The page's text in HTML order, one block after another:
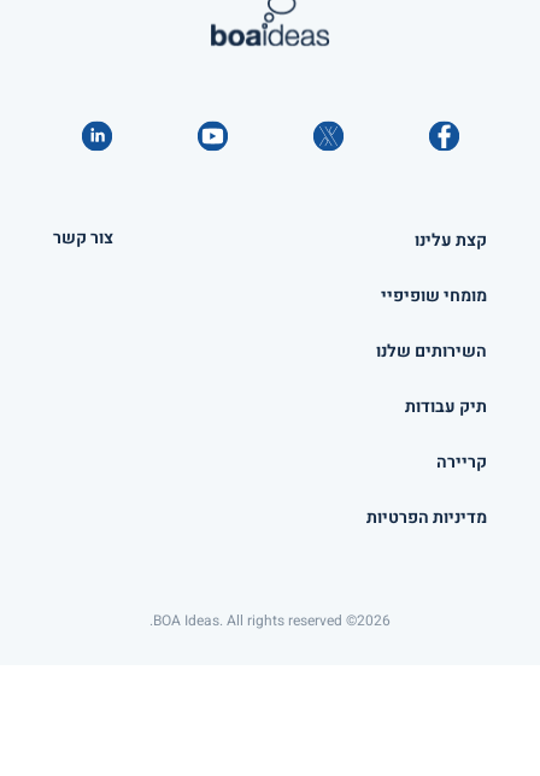
קצת עלינו
מומחי שופיפיי
השירותים שלנו
תיק עבודות
קריירה
מדיניות הפרטיות
צור קשר
2026© BOA Ideas. All rights reserved.